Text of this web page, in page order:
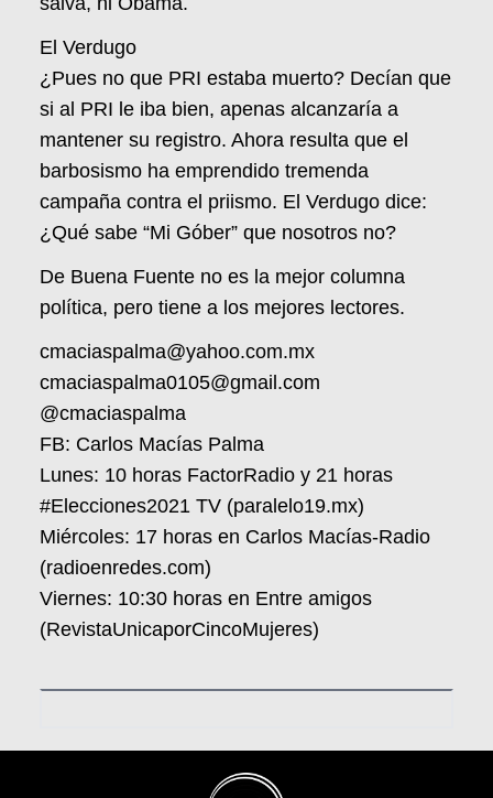
El Verdugo
¿Pues no que PRI estaba muerto? Decían que
si al PRI le iba bien, apenas alcanzaría a
mantener su registro. Ahora resulta que el
barbosismo ha emprendido tremenda
campaña contra el priismo. El Verdugo dice:
¿Qué sabe “Mi Góber” que nosotros no?
De Buena Fuente no es la mejor columna
política, pero tiene a los mejores lectores.
cmaciaspalma@yahoo.com.mx
cmaciaspalma0105@gmail.com
@cmaciaspalma
FB: Carlos Macías Palma
Lunes: 10 horas FactorRadio y 21 horas
#Elecciones2021 TV (paralelo19.mx)
Miércoles: 17 horas en Carlos Macías-Radio
(radioenredes.com)
Viernes: 10:30 horas en Entre amigos
(RevistaUnicaporCincoMujeres)